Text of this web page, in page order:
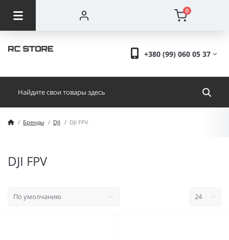
0
+380 (99) 060 05 37
Бренды DJI DJI FPV
DJI FPV